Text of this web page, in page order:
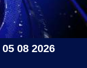
08 2026